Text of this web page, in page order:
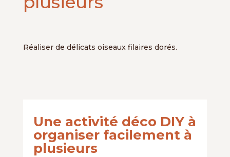
Réaliser de délicats oiseaux filaires dorés.
Une activité déco DIY à
organiser facilement à
plusieurs